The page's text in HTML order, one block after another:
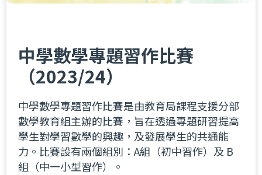
中學數學專題習作比賽
（2023/24）
中學數學專題習作比賽是由教育局課程支援分部
數學教育組主辦的比賽，旨在透過專題研習提高
學生對學習數學的興趣，及發展學生的共通能
力。比賽設有兩個組別：A組（初中習作）及 B
組（中一小型習作）。